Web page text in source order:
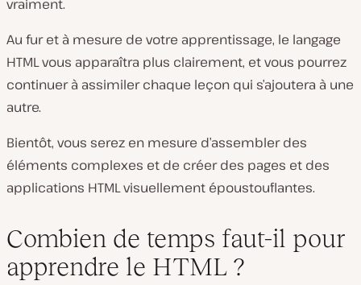
vraiment.
Au fur et à mesure de votre apprentissage, le langage
HTML vous apparaîtra plus clairement, et vous pourrez
continuer à assimiler chaque leçon qui s’ajoutera à une
autre.
Bientôt, vous serez en mesure d’assembler des
éléments complexes et de créer des pages et des
applications HTML visuellement époustouflantes.
Combien de temps faut-il pour
apprendre le HTML ?